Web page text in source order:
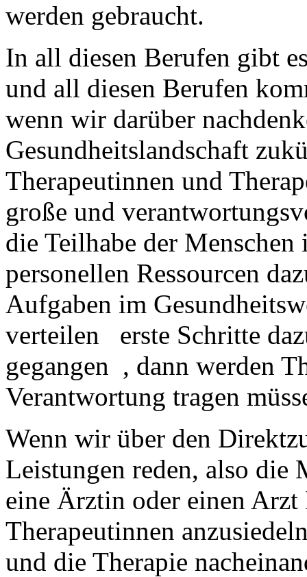
werden gebraucht.
In all diesen Berufen gibt
und all diesen Berufen
wenn wir darüber
Gesundheitslandschaft
Therapeutinnen und
große und
die Teilhabe der
personellen Ressourcen
Aufgaben im
verteilen erste Schritte
gegangen , dann werden
Verantwortung tragen
Wenn wir über den
Leistungen reden, also
eine Ärztin oder einen
Therapeutinnen
und die Therapie